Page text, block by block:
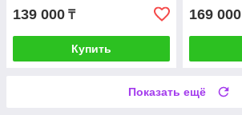
139 000 ₸
Купить
169 000
Показать ещё